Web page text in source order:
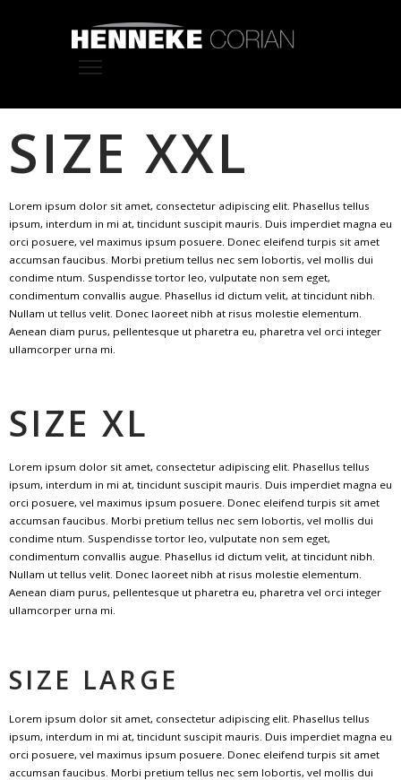
SIZE XXL
Lorem ipsum dolor sit amet, consectetur adipiscing elit. Phasellus tellus
ipsum, interdum in mi at, tincidunt suscipit mauris. Duis imperdiet magna eu
orci posuere, vel maximus ipsum posuere. Donec eleifend turpis sit amet
accumsan faucibus. Morbi pretium tellus nec sem lobortis, vel mollis dui
condime ntum. Suspendisse tortor leo, vulputate non sem eget,
condimentum convallis augue. Phasellus id dictum velit, at tincidunt nibh.
Nullam ut tellus velit. Donec laoreet nibh at risus molestie elementum.
Aenean diam purus, pellentesque ut pharetra eu, pharetra vel orci integer
ullamcorper urna mi.
SIZE XL
Lorem ipsum dolor sit amet, consectetur adipiscing elit. Phasellus tellus
ipsum, interdum in mi at, tincidunt suscipit mauris. Duis imperdiet magna eu
orci posuere, vel maximus ipsum posuere. Donec eleifend turpis sit amet
accumsan faucibus. Morbi pretium tellus nec sem lobortis, vel mollis dui
condime ntum. Suspendisse tortor leo, vulputate non sem eget,
condimentum convallis augue. Phasellus id dictum velit, at tincidunt nibh.
Nullam ut tellus velit. Donec laoreet nibh at risus molestie elementum.
Aenean diam purus, pellentesque ut pharetra eu, pharetra vel orci integer
ullamcorper urna mi.
SIZE LARGE
Lorem ipsum dolor sit amet, consectetur adipiscing elit. Phasellus tellus
ipsum, interdum in mi at, tincidunt suscipit mauris. Duis imperdiet magna eu
orci posuere, vel maximus ipsum posuere. Donec eleifend turpis sit amet
accumsan faucibus. Morbi pretium tellus nec sem lobortis, vel mollis dui